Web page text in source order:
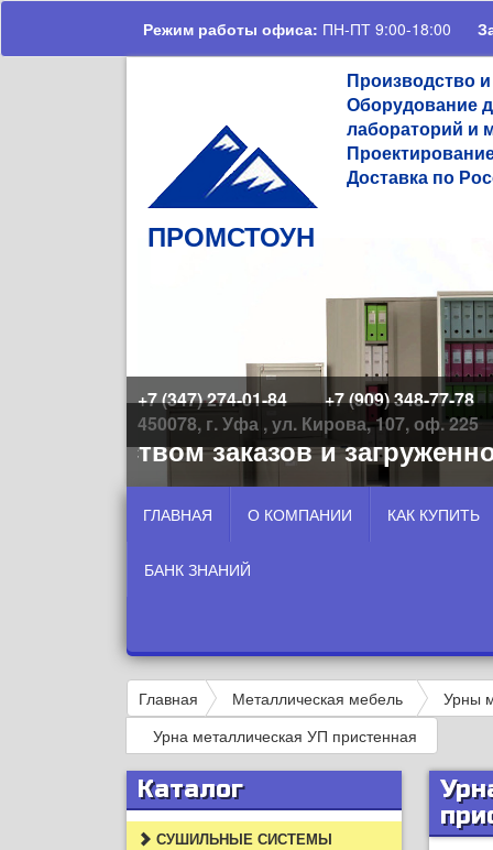
Режим работы офиса: ПН-ПТ 9:00-18:00
ПРОМСТОУН
Производство
Оборудование
лабораторий и
Доставка по
+7 (347) 274-01-84
+7 (909) 348-77-78
450078, г. Уфа , ул. Кирова, 107, оф. 225
заказов и
ГЛАВНАЯ О КОМПАНИИ КАК КУПИТЬ
БАНК ЗНАНИЙ
Главная Металлическая мебель
Урны
Урна металлическая УП пристенная
Каталог
СУШИЛЬНЫЕ СИСТЕМЫ